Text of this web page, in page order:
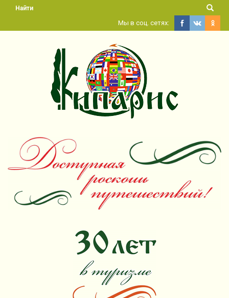
Найти
Мы в соц. сетях: